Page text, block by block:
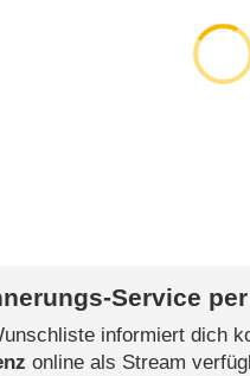
Service per
informiert dich
online als Stream